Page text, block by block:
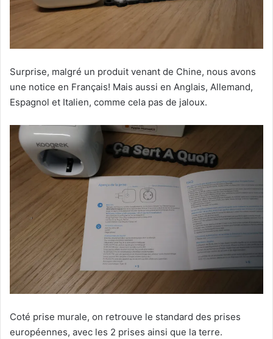
Surprise, malgré un produit venant de Chine, nous avons
une notice en Français! Mais aussi en Anglais, Allemand,
Espagnol et Italien, comme cela pas de jaloux.
Coté prise murale, on retrouve le standard des prises
européennes, avec les 2 prises ainsi que la terre.